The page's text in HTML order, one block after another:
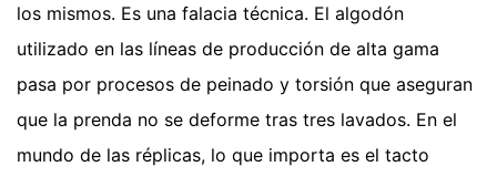
los mismos. Es una falacia técnica. El algodón
utilizado en las líneas de producción de alta gama
pasa por procesos de peinado y torsión que aseguran
que la prenda no se deforme tras tres lavados. En el
mundo de las réplicas, lo que importa es el tacto